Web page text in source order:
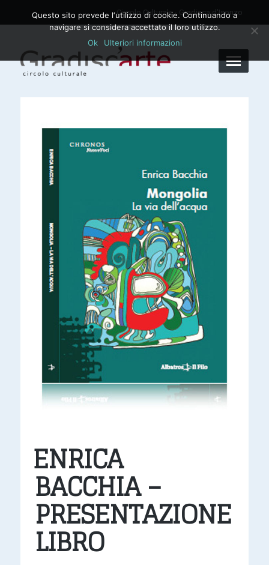
Circolo Culturale - Gradisca d'Isonzo
ENRICA
BACCHIA –
PRESENTAZIONE
LIBRO
Questo sito prevede l‘utilizzo di cookie. Continuando a
navigare si considera accettato il loro utilizzo.
Ok
Ulteriori informazioni